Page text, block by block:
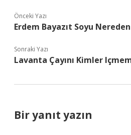
Önceki Yazı
Erdem Bayazıt Soyu
Sonraki Yazı
Lavanta Çayını Kimler
Bir yanıt yazın